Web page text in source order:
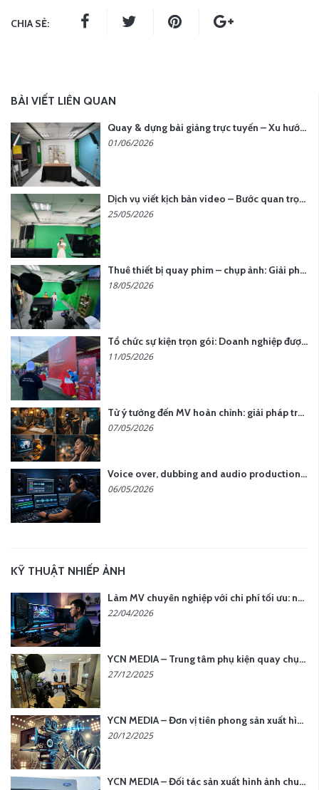
CHIA SẺ:
BÀI VIẾT LIÊN QUAN
Quay & dựng bài giảng trực tuyến – Xu hướng đào tạo thời đại số
01/06/2026
Dịch vụ viết kịch bản video – Bước quan trọng quyết định thành công nội dung
25/05/2026
Thuê thiết bị quay phim – chụp ảnh: Giải pháp tối ưu chi phí cho doanh nghiệp
18/05/2026
Tổ chức sự kiện trọn gói: Doanh nghiệp được gì khi chọn đơn vị chuyên nghiệp?
11/05/2026
Từ ý tưởng đến MV hoàn chỉnh: giải pháp trọn gói tại YCN Media
07/05/2026
Voice over, dubbing and audio production services in Vietnam for global content
06/05/2026
KỸ THUẬT NHIẾP ẢNH
Làm MV chuyên nghiệp với chi phí tối ưu: nên chọn quay thực tế hay video AI?
22/04/2026
YCN MEDIA – Trung tâm phụ kiện quay chụp tại Hà Nội
27/12/2025
YCN MEDIA – Đơn vị tiên phong sản xuất hình ảnh & âm thanh bằng AI tại Hà Nội
20/12/2025
YCN MEDIA – Đối tác sản xuất hình ảnh chuyên nghiệp cho doanh nghiệp tại Hà Nội